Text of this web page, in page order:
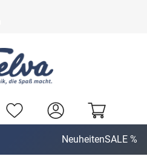
NeuheitenSALE %